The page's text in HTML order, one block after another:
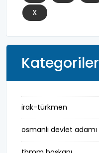
X
Kategoriler
irak-türkmen
osmanlı devlet adamı